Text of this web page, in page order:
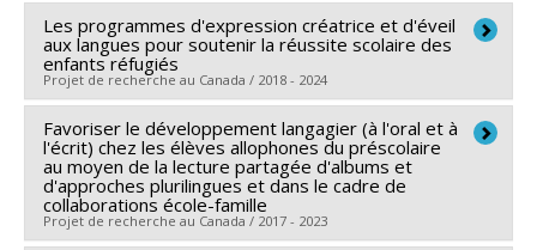
du Québec - Société et culture (FQRSC)
Programmes de subvention :PVXXXXXX-(SE)
Programme Soutien aux équipes de recherche - Stade
de développement : Nouvelle équipe
Chercheur principal : Garine Papazian-Zohrabian
Co-chercheurs : Françoise Armand,Joëlle Morrissette
,Jill Hanley,Miguel Terradas Carrandi
Josée Charette , Mélanie Gagnon Janet Cleveland
Caroline Beauregard
Sources de financement :FRQSC/Fonds de recherche
du Québec - Société et culture (FQRSC)
Programmes de subvention :PVXXXXXX-(SE)
Les programmes d'expression créatrice et d'éveil
aux langues pour soutenir la réussite scolaire des
enfants réfugiés
Projet de recherche au Canada / 2018 - 2024
Sources de financement :FRQSC/Fonds de recherche
du Québec - Société et culture (FQRSC)
Programmes de subvention :PVXXXXXX-(AC) Actions
concertées - générique
Favoriser le développement langagier (à l'oral et à
l'écrit) chez les élèves allophones du préscolaire
au moyen de la lecture partagée d'albums et
d'approches plurilingues et dans le cadre de
collaborations école-famille
Projet de recherche au Canada / 2017 - 2023